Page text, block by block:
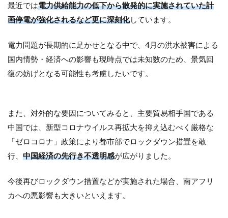
最近では電力供給能力の低下から散発的に実施されていた計
画停電が強化されるなど更に深刻化しています。
電力問題が長期的に足かせとなる中で、4月の洪水被害による
国内情勢・経済への影響も現時点では未知数のため、景気回
復の妨げとなる可能性も考慮したいです。
また、対外的な要因についてみると、主要貿易相手国である
中国では、新型コロナウイルス再拡大を抑え込むべく厳格な
「ゼロコロナ」政策により都市部でロックダウン措置を敢
行、 中国経済の先行き不透明感が広がりました。
今後再びロックダウン措置などが実施された場合、南アフリ
カへの悪影響も大きいといえます。